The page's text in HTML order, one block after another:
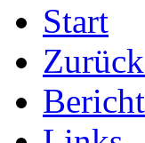
Start